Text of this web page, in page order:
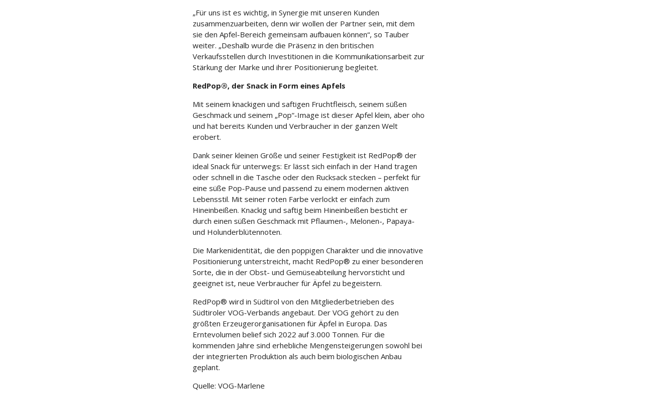
„Für uns ist es wichtig, in Synergie mit unseren Kunden
zusammenzuarbeiten, denn wir wollen der Partner sein, mit dem
sie den Apfel-Bereich gemeinsam aufbauen können“, so Tauber
weiter. „Deshalb wurde die Präsenz in den britischen
Verkaufsstellen durch Investitionen in die Kommunikationsarbeit zur
Stärkung der Marke und ihrer Positionierung begleitet.
RedPop®, der Snack in Form eines Apfels
Mit seinem knackigen und saftigen Fruchtfleisch, seinem süßen
Geschmack und seinem „Pop“-Image ist dieser Apfel klein, aber oho
und hat bereits Kunden und Verbraucher in der ganzen Welt
erobert.
Dank seiner kleinen Größe und seiner Festigkeit ist RedPop® der
ideal Snack für unterwegs: Er lässt sich einfach in der Hand tragen
oder schnell in die Tasche oder den Rucksack stecken – perfekt für
eine süße Pop-Pause und passend zu einem modernen aktiven
Lebensstil. Mit seiner roten Farbe verlockt er einfach zum
Hineinbeißen. Knackig und saftig beim Hineinbeißen besticht er
durch einen süßen Geschmack mit Pflaumen-, Melonen-, Papaya-
und Holunderblütennoten.
Die Markenidentität, die den poppigen Charakter und die innovative
Positionierung unterstreicht, macht RedPop® zu einer besonderen
Sorte, die in der Obst- und Gemüseabteilung hervorsticht und
geeignet ist, neue Verbraucher für Äpfel zu begeistern.
RedPop® wird in Südtirol von den Mitgliederbetrieben des
Südtiroler VOG-Verbands angebaut. Der VOG gehört zu den
größten Erzeugerorganisationen für Äpfel in Europa. Das
Erntevolumen belief sich 2022 auf 3.000 Tonnen. Für die
kommenden Jahre sind erhebliche Mengensteigerungen sowohl bei
der integrierten Produktion als auch beim biologischen Anbau
geplant.
Quelle: VOG-Marlene